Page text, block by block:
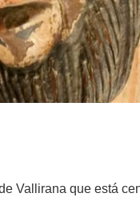
Vallirana que está